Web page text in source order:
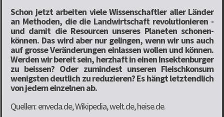
Schon jetzt arbeiten viele Wissenschaftler aller Länder
an Methoden, die die Landwirtschaft revolutionieren -
und damit die Resourcen unseres Planeten schonen-
können. Das wird aber nur gelingen, wenn wir uns auch
auf grosse Veränderungen einlassen wollen und können.
Werden wir bereit sein, herzhaft in einen Insektenburger
zu beissen? Oder zumindest unseren Fleischkonsum
wenigsten deutlich zu reduzieren? Es hängt letztendlich
von jedem einzelnen ab.
Quellen: enveda.de, Wikipedia, welt.de, heise.de.